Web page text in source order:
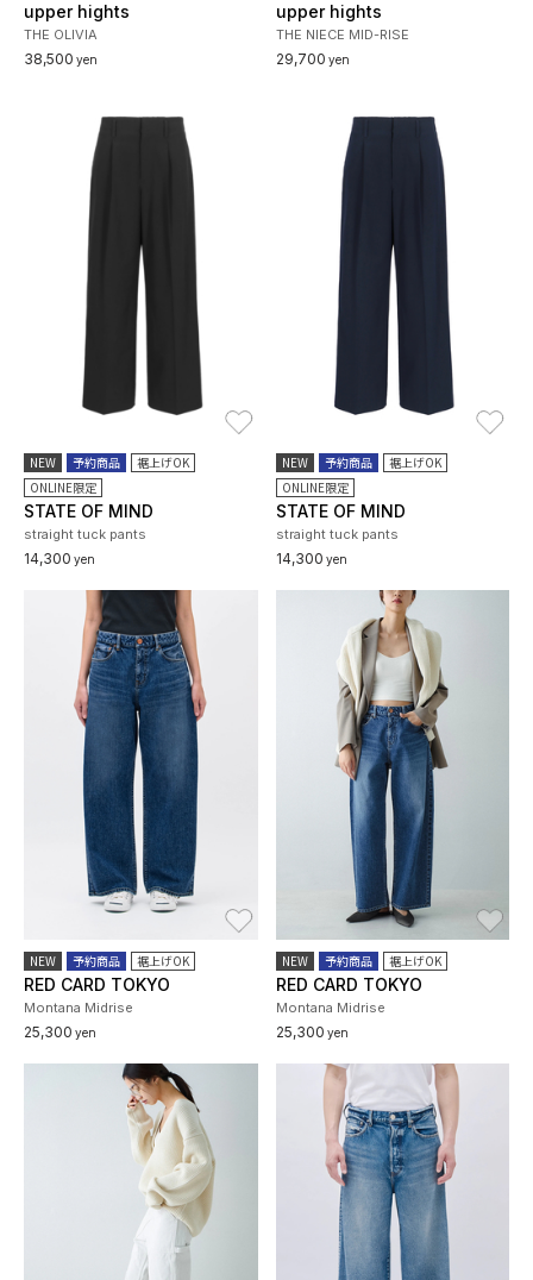
upper hights
THE OLIVIA
38,500 yen
upper hights
THE NIECE MID-RISE
29,700 yen
NEW 予約商品
裾上げOK
ONLINE限定
STATE OF MIND
straight tuck pants
14,300 yen
NEW 予約商品
裾上げOK
ONLINE限定
STATE OF MIND
straight tuck pants
14,300 yen
NEW 予約商品 裾上げOK
RED CARD TOKYO
Montana Midrise
25,300 yen
NEW 予約商品 裾上げOK
RED CARD TOKYO
Montana Midrise
25,300 yen